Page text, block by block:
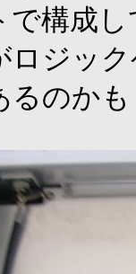
で構成
ロジッ
るのか